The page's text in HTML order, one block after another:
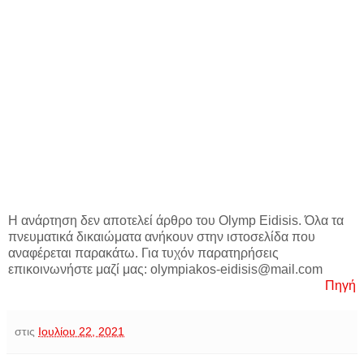
Η ανάρτηση δεν αποτελεί άρθρο του Olymp Eidisis. Όλα τα
πνευματικά δικαιώματα ανήκουν στην ιστοσελίδα που
αναφέρεται παρακάτω. Για τυχόν παρατηρήσεις
επικοινωνήστε μαζί μας: olympiakos-eidisis@mail.com
Πηγή
στις Ιουλίου 22, 2021